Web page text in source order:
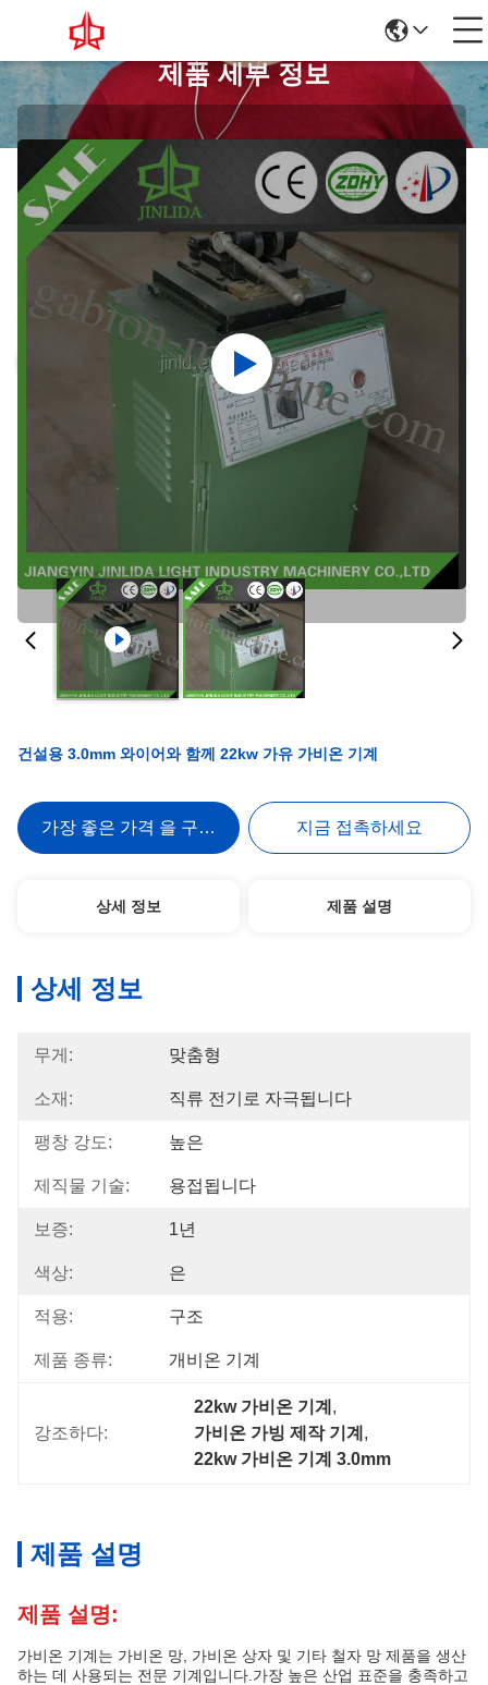
제품 세부 정보
건설용 3.0mm 와이어와 함께 22kw 가유 가비온 기계
가장 좋은 가격 을 구하라 지금 접촉하세요
상세 정보 제품 설명
상세 정보
무게: 맞춤형
소재: 직류 전기로 자극됩니다
팽창 강도: 높은
제직물 기술: 용접됩니다
보증: 1년
색상: 은
적용: 구조
제품 종류: 개비온 기계
강조하다:
22kw 가비온 기계 ,
가비온 가빙 제작 기계 ,
22kw 가비온 기계 3.0mm
제품 설명
제품 설명:
가비온 기계는 가비온 망, 가비온 상자 및 기타 철자 망 제품을 생산
하는 데 사용되는 전문 기계입니다.가장 높은 산업 표준을 충족하고